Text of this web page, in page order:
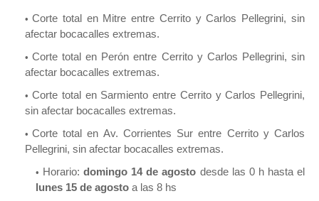
Corte total en Mitre entre Cerrito y Carlos Pellegrini, sin
afectar bocacalles extremas.
Corte total en Perón entre Cerrito y Carlos Pellegrini, sin
afectar bocacalles extremas.
Corte total en Sarmiento entre Cerrito y Carlos Pellegrini,
sin afectar bocacalles extremas.
Corte total en Av. Corrientes Sur entre Cerrito y Carlos
Pellegrini, sin afectar bocacalles extremas.
Horario:domingo 14 de agosto desde las 0 h hasta el
lunes 15 de agosto a las 8 hs